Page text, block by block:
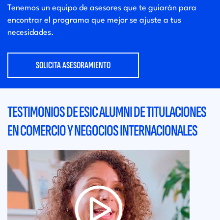
Tenemos un equipo de asesores que te guiarán para
encontrar el programa que mejor se ajuste a tus
necesidades.
SOLICITA ASESORAMIENTO
TESTIMONIOS DE ESIC ALUMNI DE TITULACIONES
EN COMERCIO Y NEGOCIOS INTERNACIONALES